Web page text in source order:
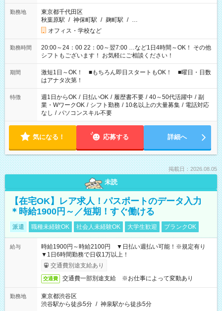
勤務地
東京都千代田区
秋葉原駅 / 神保町駅 / 麹町駅 / …
オフィス・学校など
勤務時間
20:00～24：00 22：00～翌7:00 …など1日4時間～OK！ その他
シフトもございます！ お気軽にご相談ください！
期間
激短1日～OK！ ■もちろん即日スタートもOK！ ■曜日・日数
はアナタ次第！
特徴 週1日からOK / 日払いOK / 履歴書不要 / 40～50代活躍中 / 副
業・WワークOK / シフト勤務 / 10名以上の大量募集 / 電話対応
なし / パソコンスキル不要
気になる！ 応募する 詳細へ
掲載日：2026.08.05
未読
【在宅OK】レア求人！パスポートのデータ入力
＊時給1900円～／短期！すぐ働ける
派遣 職種未経験OK 社会人未経験OK 大学生歓迎 ブランクOK
給与
時給1900円～時給2100円 ▼日払い週払い可能！※規定有り
▼1日6時間勤務で日収1万以上！
交通費別途支給あり
交通費 交通費一部別途支給 ※お仕事によって変動あり
勤務地
東京都渋谷区
渋谷駅から徒歩5分 / 神泉駅から徒歩5分